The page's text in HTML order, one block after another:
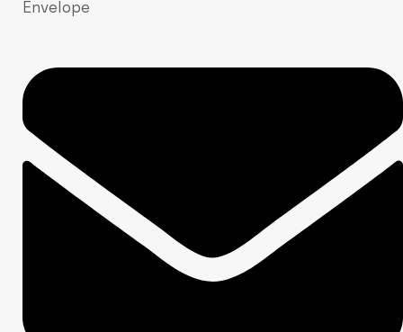
Envelope